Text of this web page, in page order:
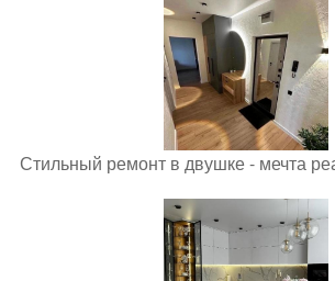
Стильный ремонт в двушке - мечта